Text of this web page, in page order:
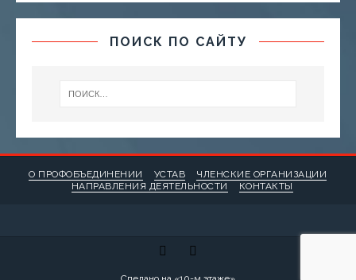
ПОИСК ПО САЙТУ
О ПРОФОБЪЕДИНЕНИИ УСТАВ
ЧЛЕНСКИЕ ОРГАНИЗАЦИИ
НАПРАВЛЕНИЯ ДЕЯТЕЛЬНОСТИ
КОНТАКТЫ